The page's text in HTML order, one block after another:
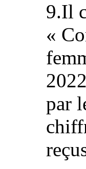
9.Il
«
par